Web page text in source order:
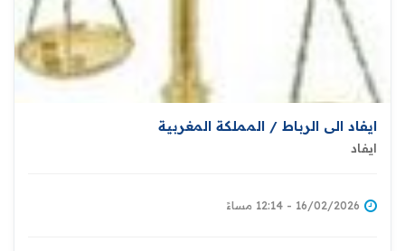
ايفاد الى الرباط / المملكة المغربية
ايفاد
16/02/2026 - 12:14 مساءً